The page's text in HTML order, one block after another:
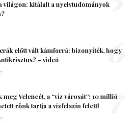
világon: kitálalt a nyelvtudományok
előtt vált kámforrá: bizonyíték, hogy
– videó
6
meg Velencét, a “víz városát”: 10 millió
rönk tartja a vízfelszín felett!
7